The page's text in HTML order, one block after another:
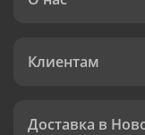
Клиентам
Доставка в